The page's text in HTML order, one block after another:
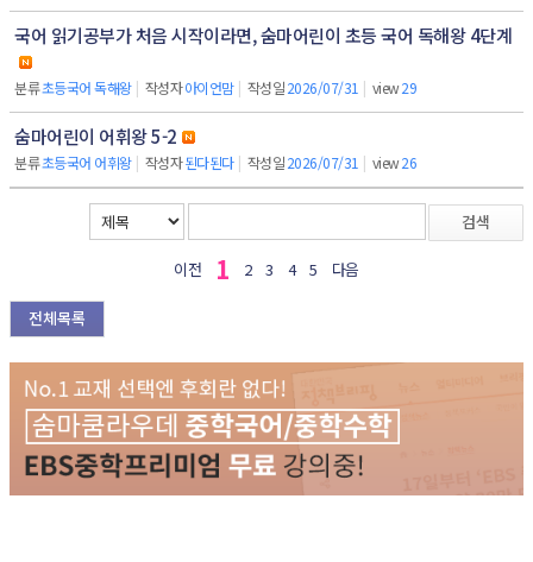
국어 읽기공부가 처음 시작이라면, 숨마어린이 초등 국어 독해왕 4단계
분류초등국어 독해왕 | 작성자아이언맘 | 작성일2026/07/31 | view29
숨마어린이 어휘왕 5-2
분류초등국어 어휘왕 | 작성자된다된다 | 작성일2026/07/31 | view26
검색
이전 1 2 3 4 5 다음
전체목록